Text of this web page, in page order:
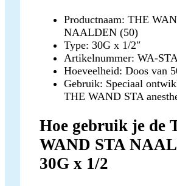
Productnaam: THE
NAALDEN (50)
Type: 30G x 1/2″
Artikelnummer: WA-
Hoeveelheid: Doos van
Gebruik: Speciaal
THE WAND STA
Hoe gebruik je de
WAND STA
30G x 1/2